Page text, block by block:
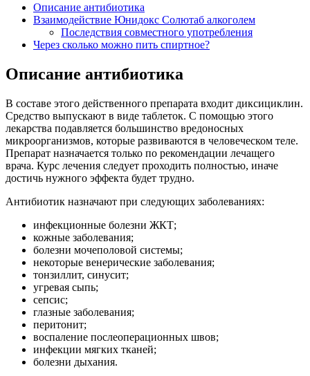
Описание антибиотика
Взаимодействие Юнидокс Солютаб алкоголем
Последствия совместного употребления
Через сколько можно пить спиртное?
Описание антибиотика
В составе этого действенного препарата входит диксициклин.
Средство выпускают в виде таблеток. С помощью этого
лекарства подавляется большинство вредоносных
микроорганизмов, которые развиваются в человеческом теле.
Препарат назначается только по рекомендации лечащего
врача. Курс лечения следует проходить полностью, иначе
достичь нужного эффекта будет трудно.
Антибиотик назначают при следующих заболеваниях:
инфекционные болезни ЖКТ;
кожные заболевания;
болезни мочеполовой системы;
некоторые венерические заболевания;
тонзиллит, синусит;
угревая сыпь;
сепсис;
глазные заболевания;
перитонит;
воспаление послеоперационных швов;
инфекции мягких тканей;
болезни дыхания.